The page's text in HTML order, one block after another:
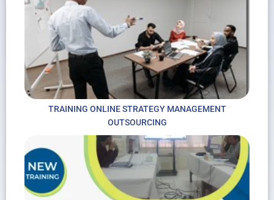
TRAINING ONLINE STRATEGY MANAGEMENT
OUTSOURCING